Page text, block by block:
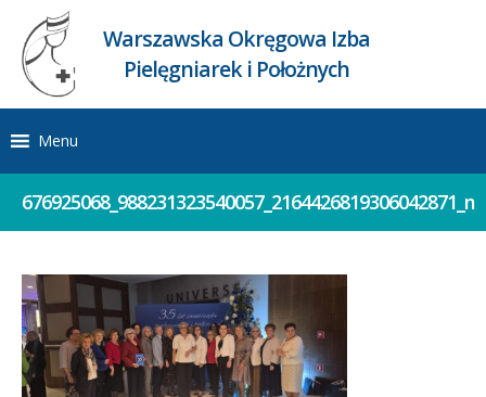
Warszawska Okręgowa Izba
Pielęgniarek i Położnych
Menu
676925068_988231323540057_2164426819306042871_n